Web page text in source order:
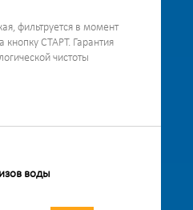
фильтруется в момент
кнопку СТАРТ. Гарантия
чистоты
воды